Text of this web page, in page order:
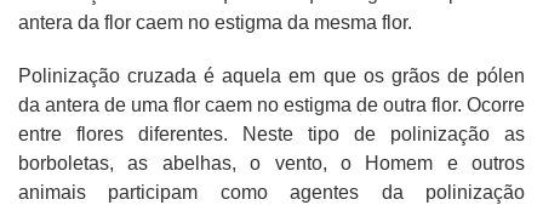
antera da flor caem no estigma da mesma flor.
Polinização cruzada é aquela em que os grãos de pólen
da antera de uma flor caem no estigma de outra flor. Ocorre
entre flores diferentes. Neste tipo de polinização as
borboletas, as abelhas, o vento, o Homem e outros
animais participam como agentes da polinização